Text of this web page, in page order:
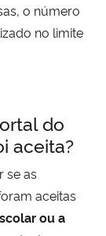
o número
no limite
do
aceita?
se as
aceitas
ou a